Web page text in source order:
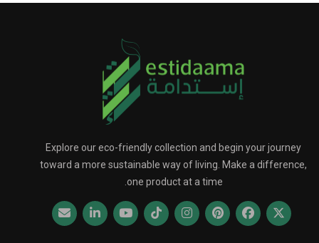
Explore our eco-friendly collection and begin your journey
toward a more sustainable way of living. Make a difference,
one product at a time.